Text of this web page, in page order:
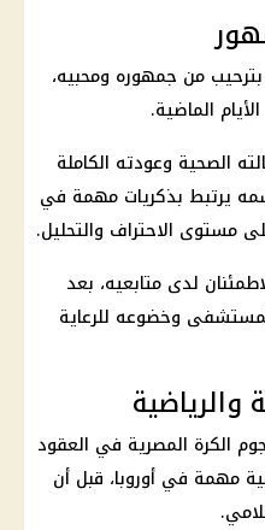
من جمهوره ومحبيه،
الماضية.
الصحية وعودته الكاملة
يرتبط بذكريات مهمة في
مستوى الاحتراف والتحليل.
لدى متابعيه، بعد
وخضوعه للرعاية
والرياضية
الكرة المصرية في العقود
مهمة في أوروبا، قبل أن